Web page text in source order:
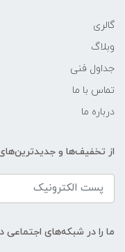
گالری
وبلاگ
جداول فنی
تماس با ما
درباره ما
از تخفیف‌ها و
ما را در شبکه‌های اجتماعی